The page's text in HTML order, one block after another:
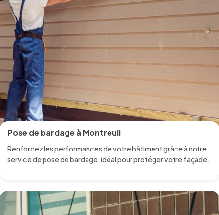
Pose de bardage à Montreuil
Renforcez les performances de votre bâtiment grâce à notre
service de pose de bardage, idéal pour protéger votre façade.